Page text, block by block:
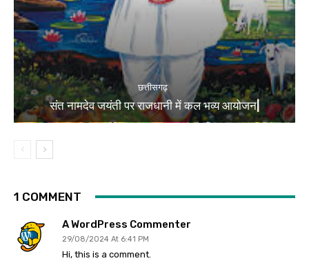
छत्तीसगढ़
संत नामदेव जयंती पर राजधानी में कल भव्य आयोजन|
1 COMMENT
A WordPress Commenter
29/08/2024 At 6:41 PM
Hi, this is a comment.